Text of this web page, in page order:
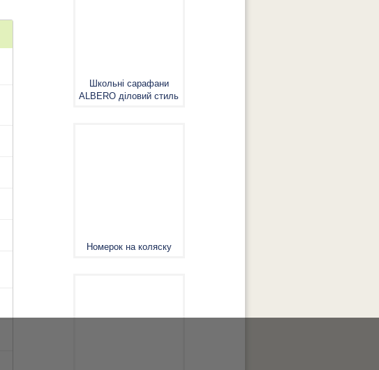
Школьні сарафани
ALBERO діловий стиль
Номерок на коляску